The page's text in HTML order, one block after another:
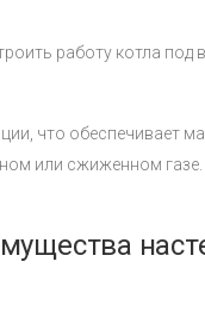
работу котла
что обеспечивает
или сжиженном